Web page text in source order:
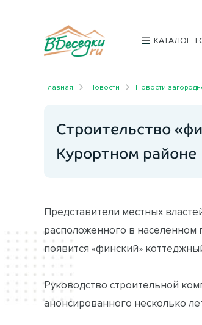
КАТАЛОГ
Главная Новости Новости
Строительство
Курортном районе
Представители местных
расположенного в населенном
появится «финский»
Руководство строительной
анонсированного несколько